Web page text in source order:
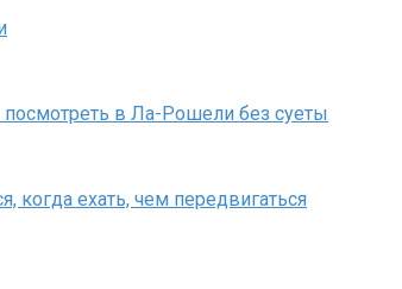
в Ла-Рошели без суеты
когда ехать, чем передвигаться